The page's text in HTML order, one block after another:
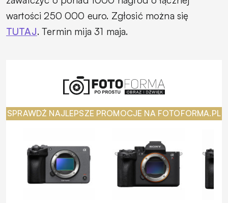
wartości 250 000 euro. Zgłosić można się
TUTAJ. Termin mija 31 maja.
SPRAWDŹ NAJLEPSZE PROMOCJE NA FOTOFORMA.PL